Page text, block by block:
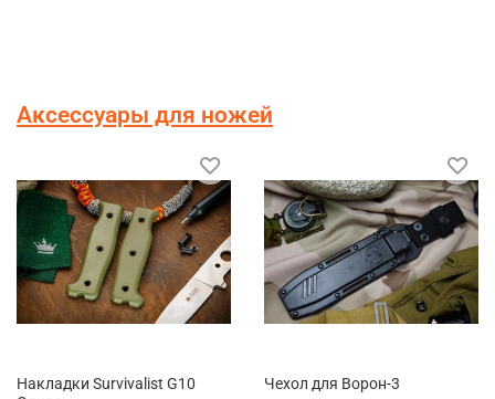
Аксессуары для ножей
Накладки Survivalist G10
Чехол для Ворон-3